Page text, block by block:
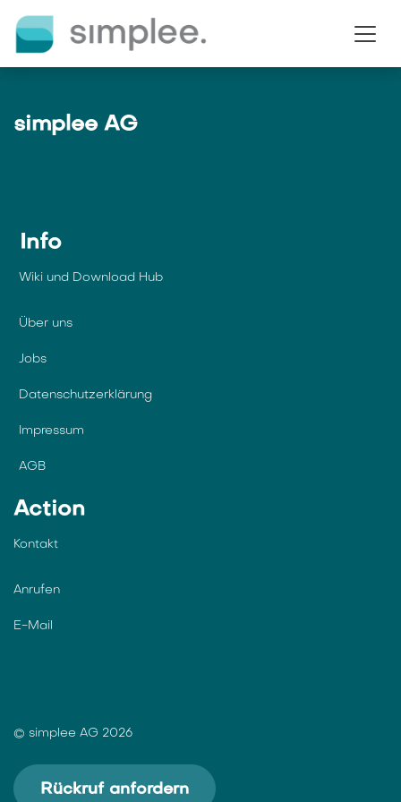
simplee AG
Info
Wiki und Download Hub
Über uns
Jobs
Datenschutzerklärung
Impressum
AGB
Action
Kontakt
Anrufen
E-Mail
© simplee AG 2026
Rückruf anfordern